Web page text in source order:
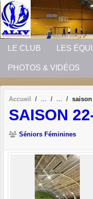
LE CLUB LES
PHOTOS & VIDÉOS
Accueil saison
SAISON
Séniors Féminines
Panneau de gestion des